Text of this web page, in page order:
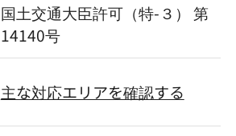
国土交通大臣許可（特-３） 第
14140号
主な対応エリアを確認する